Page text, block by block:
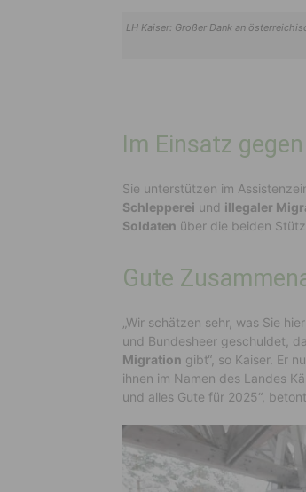
LH Kaiser: Großer Dank an
Im Einsatz
Sie unterstützen im
Schlepperei und illegaler
Soldaten über die beiden
Gute
„Wir schätzen sehr, was Sie
und Bundesheer geschuldet,
Migration gibt“, so Kaiser. Er
ihnen im Namen des Landes
und alles Gute für 2025“,